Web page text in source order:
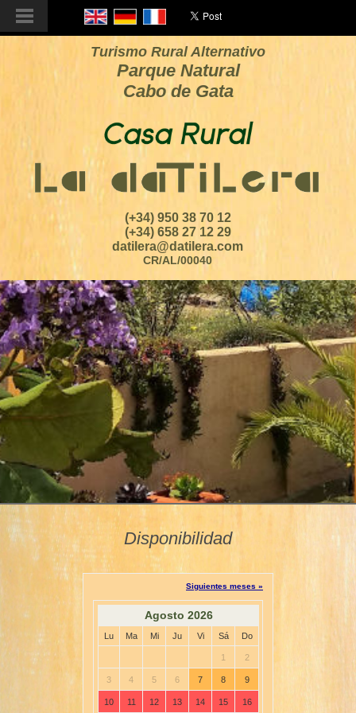
Turismo Rural Alternativo
Parque Natural
Cabo de Gata
(+34) 950 38 70 12
(+34) 658 27 12 29
datilera@datilera.com
CR/AL/00040
Disponibilidad